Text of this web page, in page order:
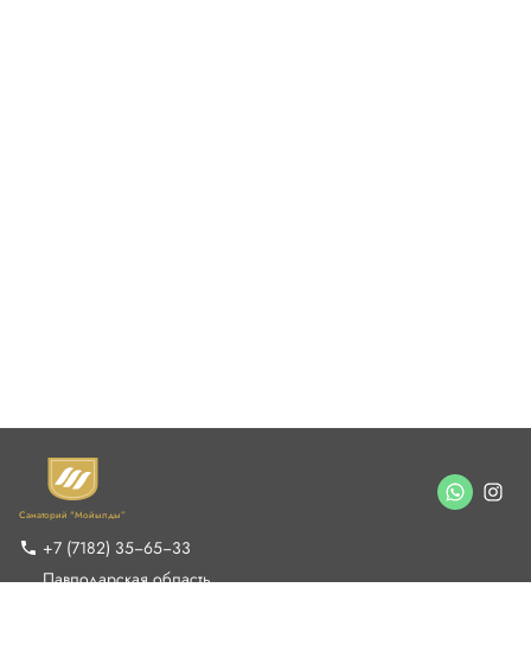
48500 ₸/день
Санаторий "Мойылды”
+7 (7182) 35‒65‒33
Павлодарская область,